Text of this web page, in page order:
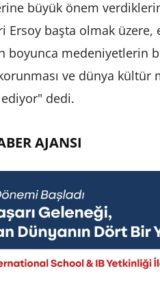
büyük önem
Ersoy başta olmak üzere,
boyunca medeniyetlerin
ve dünya kültür
dedi.
AJANSI